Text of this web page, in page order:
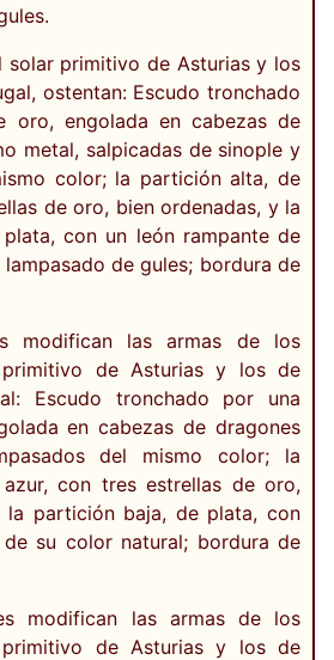
solar primitivo de Asturias y los
ostentan: Escudo tronchado
oro, engolada en cabezas de
metal, salpicadas de sinople y
color; la partición alta, de
de oro, bien ordenadas, y la
con un león rampante de
de gules; bordura de
modifican las armas de los
de Asturias y los de
Escudo tronchado por una
en cabezas de dragones
del mismo color; la
con tres estrellas de oro,
la partición baja, de plata, con
su color natural; bordura de
modifican las armas de los
de Asturias y los de